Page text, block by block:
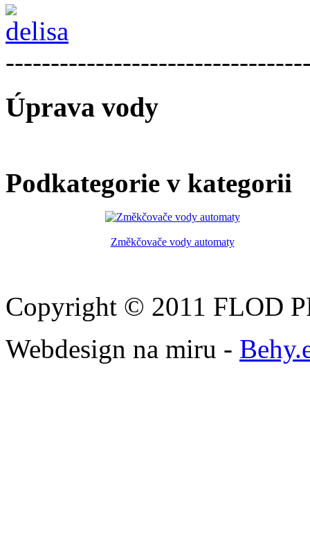
Úprava vody
Podkategorie v kategorii
Změkčovače vody automaty
Copyright © 2011 FLOD
Webdesign na miru -